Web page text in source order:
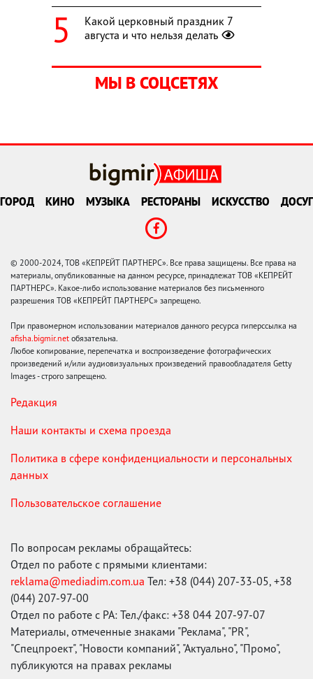
Какой церковный праздник 7
августа и что нельзя делать
МЫ В СОЦСЕТЯХ
ГОРОД КИНО МУЗЫКА РЕСТОРАНЫ ИСКУССТВО ДОСУГ
© 2000-2024, ТОВ «КЕПРЕЙТ ПАРТНЕРС». Все права защищены. Все права на
материалы, опубликованные на данном ресурсе, принадлежат ТОВ «КЕПРЕЙТ
ПАРТНЕРС». Какое-либо использование материалов без письменного
разрешения ТОВ «КЕПРЕЙТ ПАРТНЕРС» запрещено.
При правомерном использовании материалов данного ресурса гиперссылка на
afisha.bigmir.net обязательна.
Любое копирование, перепечатка и воспроизведение фотографических
произведений и/или аудиовизуальных произведений правообладателя Getty
Images - строго запрещено.
Редакция
Наши контакты и схема проезда
Политика в сфере конфиденциальности и персональных
данных
Пользовательское соглашение
По вопросам рекламы обращайтесь:
Отдел по работе с прямыми клиентами:
reklama@mediadim.com.ua Тел: +38 (044) 207-33-05, +38
(044) 207-97-00
Отдел по работе с РА: Тел./факс: +38 044 207-97-07
Материалы, отмеченные знаками "Реклама", "PR",
"Спецпроект", "Новости компаний", "Актуально", "Промо",
публикуются на правах рекламы